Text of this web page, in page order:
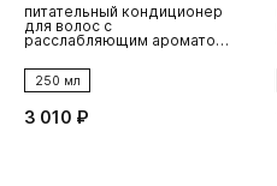
питательный кондиционер
для волос с
расслабляющим ароматом
shampure
250 мл
3 010 ₽